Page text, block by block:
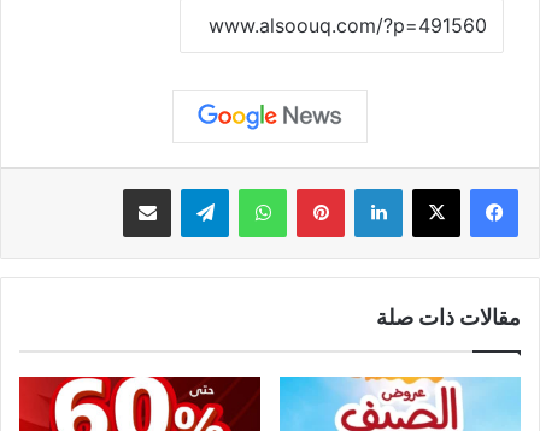
لينكدإن بينتيريستواتساب تيلقرام مشاركة عبر البريد
مقالات ذات صلة